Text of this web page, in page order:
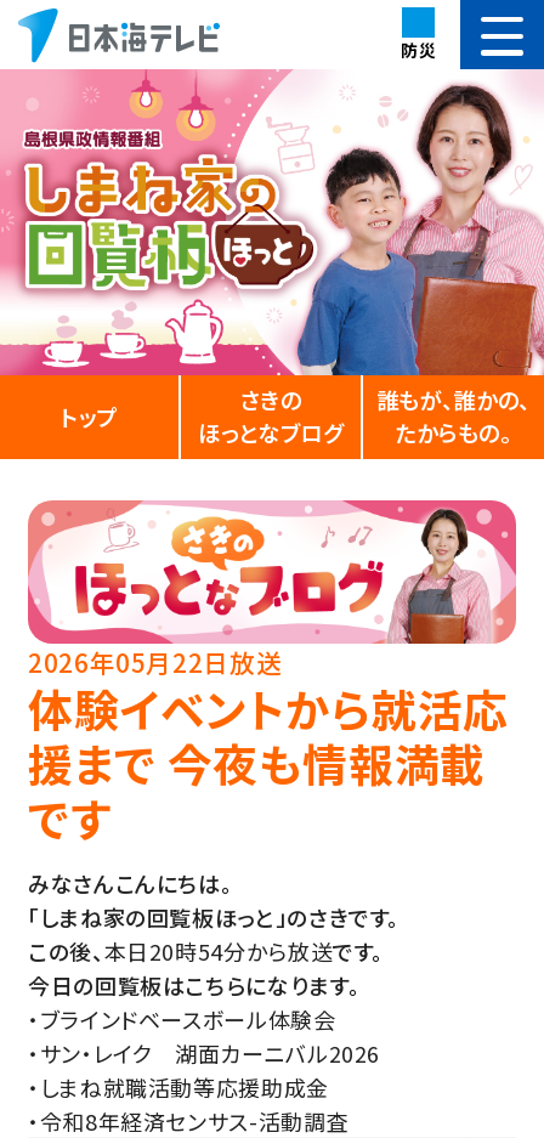
防災
トップ
さきの
ほっとなブログ
誰もが、誰かの、
たからもの。
2026年05月22日放送
体験イベントから就活応
援まで 今夜も情報満載
です
みなさんこんにちは。
「しまね家の回覧板ほっと」のさきです。
この後、本日20時54分から放送です。
今日の回覧板はこちらになります。
・ブラインドベースボール体験会
・サン・レイク 湖面カーニバル2026
・しまね就職活動等応援助成金
・令和8年経済センサス-活動調査